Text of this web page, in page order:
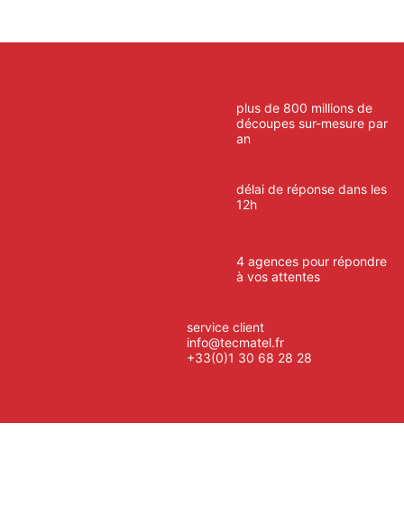
plus de 800 millions de
découpes sur-mesure par
an
délai de réponse dans les
12h
4 agences pour répondre
à vos attentes
service client
info@tecmatel.fr
+33(0)1 30 68 28 28